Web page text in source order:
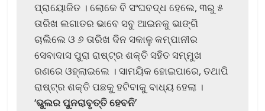
ପ୍ରାୟୋଜିତ । ଲୋକେ ବି ସଂଘବଦ୍ଧ ହେଲେ, ୩ରୁ ୫
ତାରିଖ ଲଗାତର ଭାବେ ସବୁ ଆଇନକୁ ଭାଙ୍ଗି
ଚାଲିଲେ ଓ ୬ ତାରିଖ ଦିନ ସକାଳୁ କମ୍ପାନୀର
ସେବାଦାସ ପୁରା ରାଷ୍ଟ୍ର ଶକ୍ତି ସହିତ ସମ୍ମୁଖ
ରଣରେ ଓହ୍ଲାଇଲେ । ସାମୟିକ ହୋଇପାରେ, ତଥାପି
ରାଷ୍ଟ୍ର ଶକ୍ତି ପଛକୁ ହଟିବାକୁ ବାଧ୍ୟ ହେଲା ।
‘ଭୁଲର ପୁନରାବୃତ୍ତି ହେବନି’